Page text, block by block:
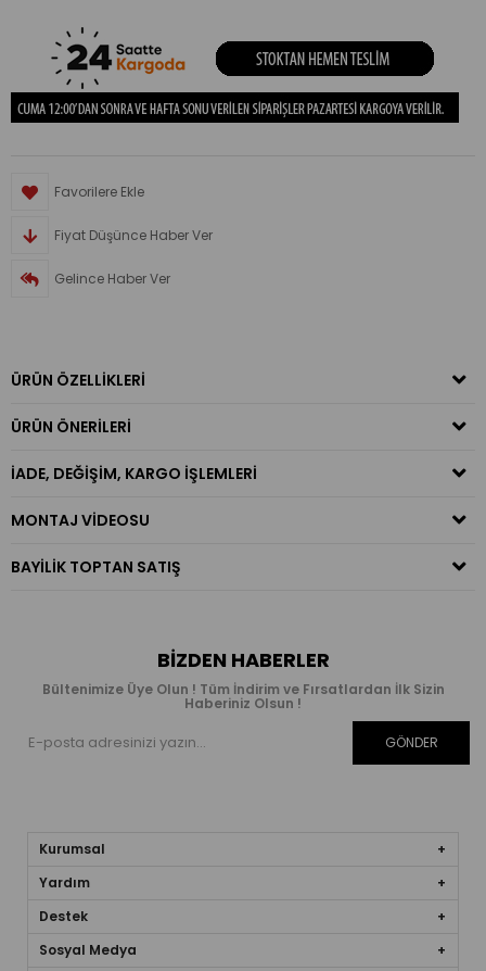
Favorilere Ekle
Fiyat Düşünce Haber Ver
Gelince Haber Ver
ÜRÜN ÖZELLIKLERI
ÜRÜN ÖNERILERI
İADE, DEĞIŞIM, KARGO İŞLEMLERI
MONTAJ VIDEOSU
BAYILIK TOPTAN SATIŞ
BIZDEN HABERLER
Bültenimize Üye Olun ! Tüm İndirim ve Fırsatlardan İlk Sizin
Haberiniz Olsun !
GÖNDER
Kurumsal
Yardım
Destek
Sosyal Medya